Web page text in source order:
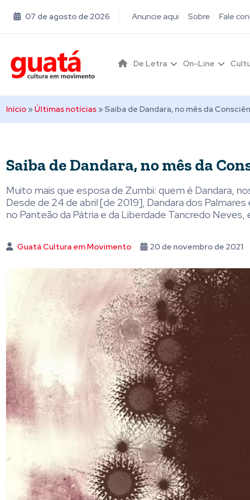
07 de agosto de 2026 Anuncie aqui Sobre Fale
De Letra On-Line
Início»Últimas notícias»Saiba de Dandara, no mês da
Saiba de Dandara, no mês da
Muito mais que esposa de Zumbi: quem é Dandara,
Desde de 24 de abril [de 2019], Dandara dos
no Panteão da Pátria e da Liberdade Tancredo Neves,
Guatá Cultura em Movimento 20 de novembro de 2021